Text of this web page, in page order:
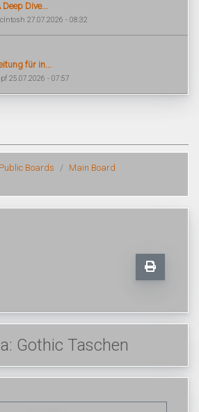
Dive...
27.07.2026 - 08:32
für in...
25.07.2026 - 07:57
Public Boards
Main Board
Gothic Taschen